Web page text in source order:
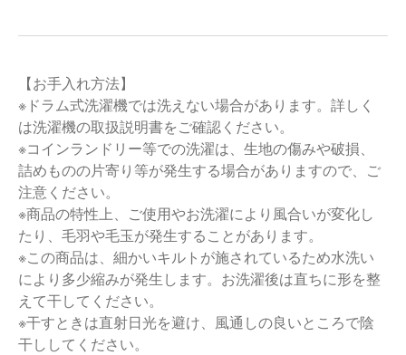
【お手入れ方法】
※ドラム式洗濯機では洗えない場合があります。詳しく
は洗濯機の取扱説明書をご確認ください。
※コインランドリー等での洗濯は、生地の傷みや破損、
詰めものの片寄り等が発生する場合がありますので、ご
注意ください。
※商品の特性上、ご使用やお洗濯により風合いが変化し
たり、毛羽や毛玉が発生することがあります。
※この商品は、細かいキルトが施されているため水洗い
により多少縮みが発生します。お洗濯後は直ちに形を整
えて干してください。
※干すときは直射日光を避け、風通しの良いところで陰
干ししてください。